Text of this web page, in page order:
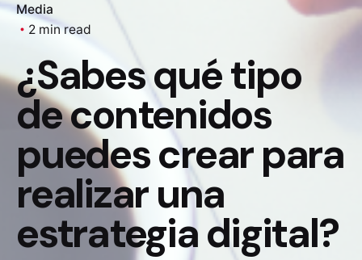
Media
2 min read
¿Sabes qué tipo
de contenidos
puedes crear para
realizar una
estrategia digital?